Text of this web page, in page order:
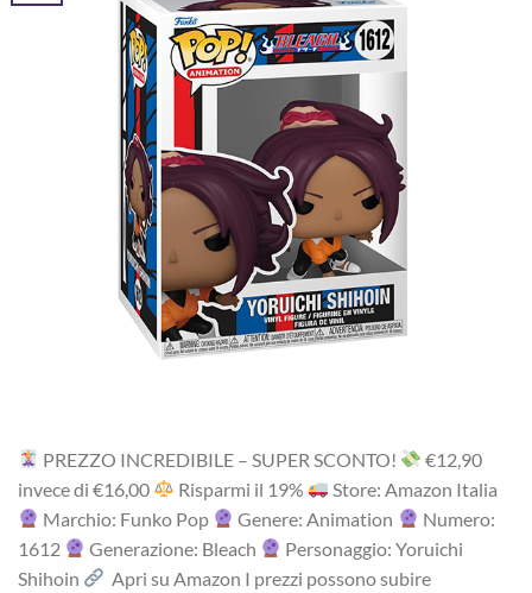
PREZZO INCREDIBILE – SUPER SCONTO!
‎€12,90
i‎nv‎ec‎e ‎di‎ €16,00
R‎is‎pa‎rm‎i ‎il‎ 19%
Store: Amazon Italia
Marchio: Funko Pop
Genere: Animation
Numero:
1612
Generazione: Bleach
Personaggio: Yoruichi
Shihoin
Apri su Amazon I prezzi possono subire